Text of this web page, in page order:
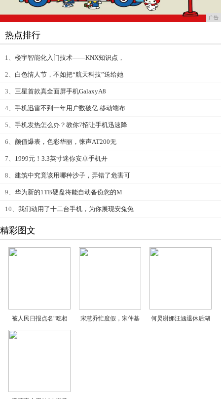
广告
热点排行
1、 楼宇智能化入门技术——KNX知识点，
2、 白色情人节，不如把“航天科技”送给她
3、 三星首款真全面屏手机GalaxyA8
4、 手机迅雷不到一年用户数破亿 移动端布
5、 手机发热怎么办？教你7招让手机迅速降
6、 颜值爆表，色彩华丽，徕声AT200无
7、 1999元！3.3英寸迷你安卓手机开
8、 建筑中究竟该用哪种沙子，弄错了危害可
9、 华为新的1TB硬盘将能自动备份您的M
10、 我们动用了十二台手机，为你展现安兔兔
精彩图文
被人民日报点名“吃相 宋慧乔忙度假，宋仲基 何炅谢娜汪涵退休后湖